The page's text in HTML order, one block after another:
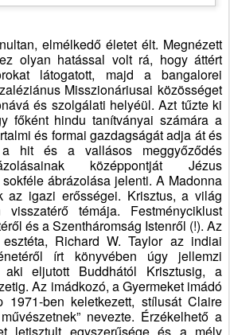
elmélkedő életet élt. Megnézett
olyan hatással volt rá, hogy áttért
látogatott, majd a bangalorei
Misszionáriusai közösséget
és szolgálati helyéül. Azt tűzte ki
főként hindu tanítványai számára a
és formai gazdagságát adja át és
a hit és a vallásos meggyőződés
középpontját Jézus
ábrázolása jelenti. A Madonna
az igazi erősségei. Krisztus, a világ
visszatérő témája. Festményciklust
és a Szentháromság Istenről (!). Az
Richard W. Taylor az indiai
írt könyvében úgy jellemzi
eljutott Buddhától Krisztusig, a
Az imádkozó, a Gyermeket imádó
1971-ben keletkezett, stílusát Claire
nevezte. Érzékelhető a